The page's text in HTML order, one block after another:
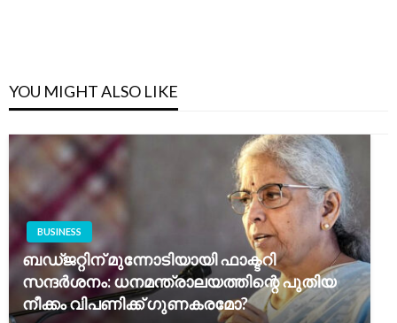
YOU MIGHT ALSO LIKE
BUSINESS
ബഡ്ജറ്റിന് മുന്നോടിയായി ഫാക്ടറി
സന്ദർശനം: ധനമന്ത്രാലയത്തിന്റെ പുതിയ
നീക്കം വിപണിക്ക് ഗുണകരമോ?